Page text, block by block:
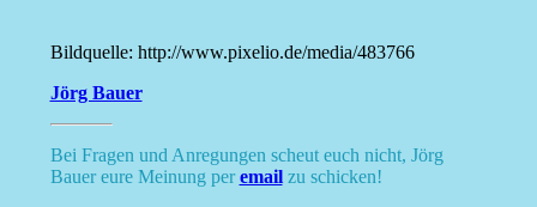
Bildquelle: http://www.pixelio.de/media/483766
Jörg Bauer
Bei Fragen und Anregungen scheut euch nicht, Jörg
Bauer eure Meinung peremailzu schicken!